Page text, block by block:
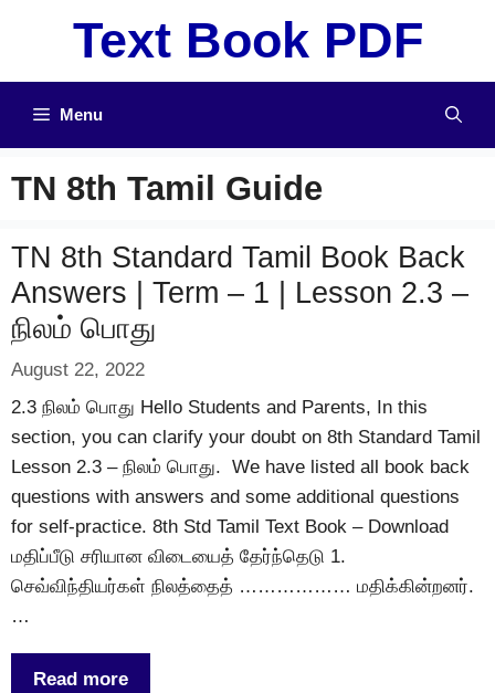
Text Book PDF
Menu
TN 8th Tamil Guide
TN 8th Standard Tamil Book Back
Answers | Term – 1 | Lesson 2.3 –
நிலம் பொது
August 22, 2022
2.3 நிலம் பொது Hello Students and Parents, In this
section, you can clarify your doubt on 8th Standard Tamil
Lesson 2.3 – நிலம் பொது. We have listed all book back
questions with answers and some additional questions
for self-practice. 8th Std Tamil Text Book – Download
மதிப்பீடு சரியான விடையைத் தேர்ந்தெடு 1.
செவ்விந்தியர்கள் நிலத்தைத் ……………… மதிக்கின்றனர்.
…
Read more